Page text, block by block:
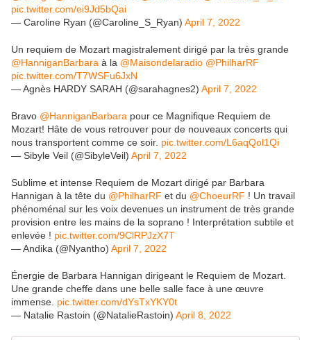
pic.twitter.com/ei9Jd5bQai
— Caroline Ryan (@Caroline_S_Ryan) April 7, 2022
Un requiem de Mozart magistralement dirigé par la très grande
@HanniganBarbara à la @Maisondelaradio @PhilharRF
pic.twitter.com/T7WSFu6JxN
— Agnès HARDY SARAH (@sarahagnes2) April 7, 2022
Bravo @HanniganBarbara pour ce Magnifique Requiem de
Mozart! Hâte de vous retrouver pour de nouveaux concerts qui
nous transportent comme ce soir. pic.twitter.com/L6aqQol1Qi
— Sibyle Veil (@SibyleVeil) April 7, 2022
Sublime et intense Requiem de Mozart dirigé par Barbara
Hannigan à la tête du @PhilharRF et du @ChoeurRF ! Un travail
phénoménal sur les voix devenues un instrument de très grande
provision entre les mains de la soprano ! Interprétation subtile et
enlevée ! pic.twitter.com/9ClRPJzX7T
— Andika (@Nyantho) April 7, 2022
Énergie de Barbara Hannigan dirigeant le Requiem de Mozart.
Une grande cheffe dans une belle salle face à une œuvre
immense. pic.twitter.com/dYsTxYKY0t
— Natalie Rastoin (@NatalieRastoin) April 8, 2022